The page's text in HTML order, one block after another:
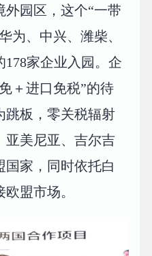
外园区，这个“一带
为、中兴、潍柴、
178家企业入园。企
＋进口免税”的待
跳板，零关税辐射
亚美尼亚、吉尔吉
国家，同时依托白
盟市场。